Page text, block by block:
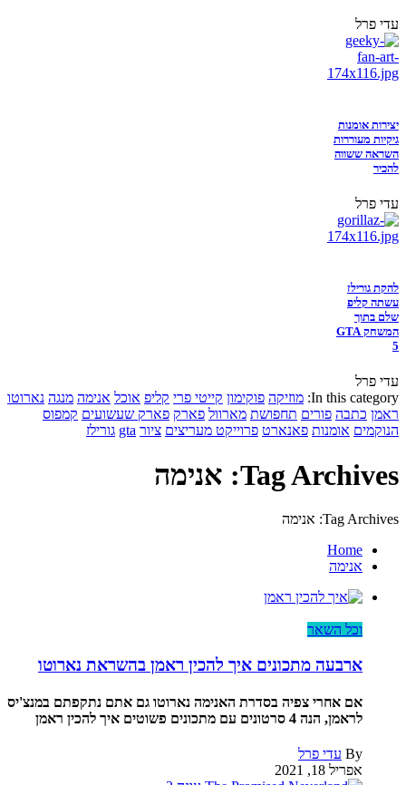
עדי פרל
יצירות אומנות
גיקיות מעוררות
השראה ששווה
להכיר
עדי פרל
להקת גורילז
עשתה קליפ
שלם בתוך
המשחק GTA
5
עדי פרל
In this category: מוזיקה פוקימון קייטי פרי קליפ אוכל אנימה מנגה נארוטו
ראמן כתבה פורים תחפושת מארוול פארק פארק שעשועים קמפוס
הנוקמים אומנות פאנארט פרוייקט מעריצים ציור gta גורילז
Tag Archives: אנימה
Tag Archives: אנימה
Home
אנימה
וכל השאר
ארבעה מתכונים איך להכין ראמן בהשראת נארוטו
אם אחרי צפיה בסדרת האנימה נארוטו גם אתם נתקפתם במנצ'יס
לראמן, הנה 4 סרטונים עם מתכונים פשוטים איך להכין ראמן
By עדי פרל
אפריל 18, 2021